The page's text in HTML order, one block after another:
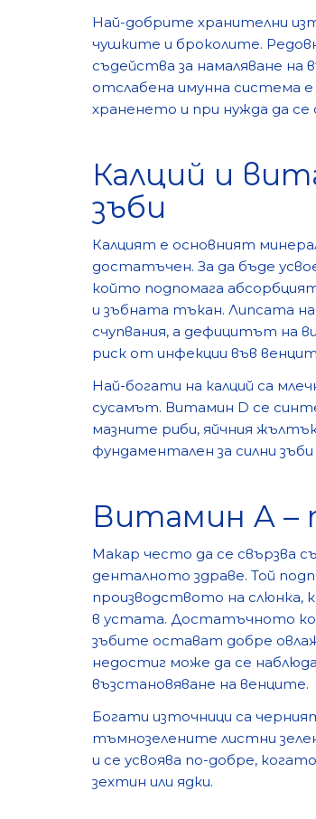
Най-добрите хранителни
чушките и броколите.
съдейства за намаляване на
отслабена имунна система
храненето и при нужда да се
Калций и
зъби
Калцият е основният
достатъчен. За да бъде
който подпомага
и зъбната тъкан. Липсата на
счупвания, а дефицитът на
риск от инфекции във
Най-богати на калций са
сусамът. Витамин D се
мазните риби, яйчния
фундаментален за силни
Витамин A –
Макар често да се свързва
денталното здраве. Той
производството на слюнка,
в устата. Достатъчното
зъбите остават добре
недостиг може да се
възстановяване на венците.
Богати източници са
тъмнозелените листни
и се усвоява по-добре,
зехтин или ядки.